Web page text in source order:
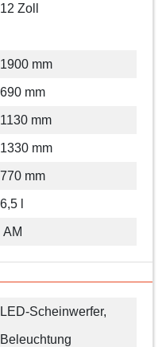
12 Zoll
1900 mm
690 mm
1130 mm
1330 mm
770 mm
6,5 l
AM
LED-Scheinwerfer,
Beleuchtung